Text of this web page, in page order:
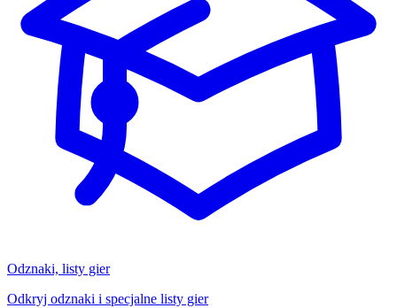
Odznaki, listy gier
Odkryj odznaki i specjalne listy gier